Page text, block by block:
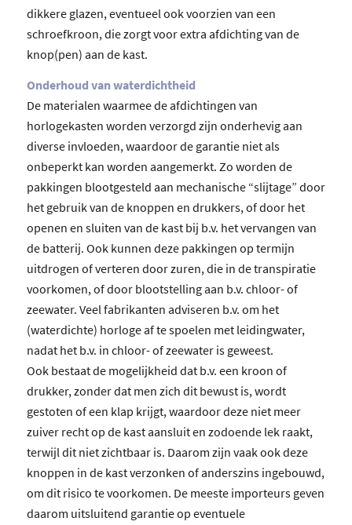
dikkere glazen, eventueel ook voorzien van een
schroefkroon, die zorgt voor extra afdichting van de
knop(pen) aan de kast.
Onderhoud van waterdichtheid
De materialen waarmee de afdichtingen van
horlogekasten worden verzorgd zijn onderhevig aan
diverse invloeden, waardoor de garantie niet als
onbeperkt kan worden aangemerkt. Zo worden de
pakkingen blootgesteld aan mechanische “slijtage” door
het gebruik van de knoppen en drukkers, of door het
openen en sluiten van de kast bij b.v. het vervangen van
de batterij. Ook kunnen deze pakkingen op termijn
uitdrogen of verteren door zuren, die in de transpiratie
voorkomen, of door blootstelling aan b.v. chloor- of
zeewater. Veel fabrikanten adviseren b.v. om het
(waterdichte) horloge af te spoelen met leidingwater,
nadat het b.v. in chloor- of zeewater is geweest.
Ook bestaat de mogelijkheid dat b.v. een kroon of
drukker, zonder dat men zich dit bewust is, wordt
gestoten of een klap krijgt, waardoor deze niet meer
zuiver recht op de kast aansluit en zodoende lek raakt,
terwijl dit niet zichtbaar is. Daarom zijn vaak ook deze
knoppen in de kast verzonken of anderszins ingebouwd,
om dit risico te voorkomen. De meeste importeurs geven
daarom uitsluitend garantie op eventuele